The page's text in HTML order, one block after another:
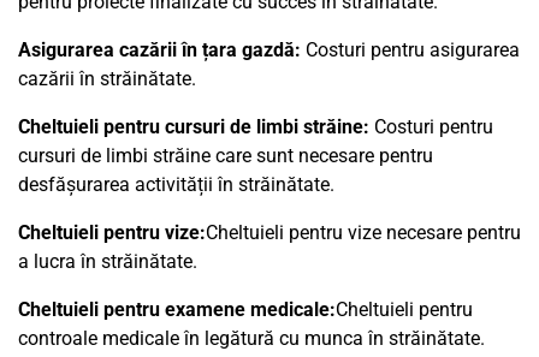
Asigurarea cazării în țara gazdă: Costuri pentru asigurarea
cazării în străinătate.
Cheltuieli pentru cursuri de limbi străine: Costuri pentru
cursuri de limbi străine care sunt necesare pentru
desfășurarea activității în străinătate.
Cheltuieli pentru vize:Cheltuieli pentru vize necesare pentru
a lucra în străinătate.
Cheltuieli pentru examene medicale:Cheltuieli pentru
controale medicale în legătură cu munca în străinătate.